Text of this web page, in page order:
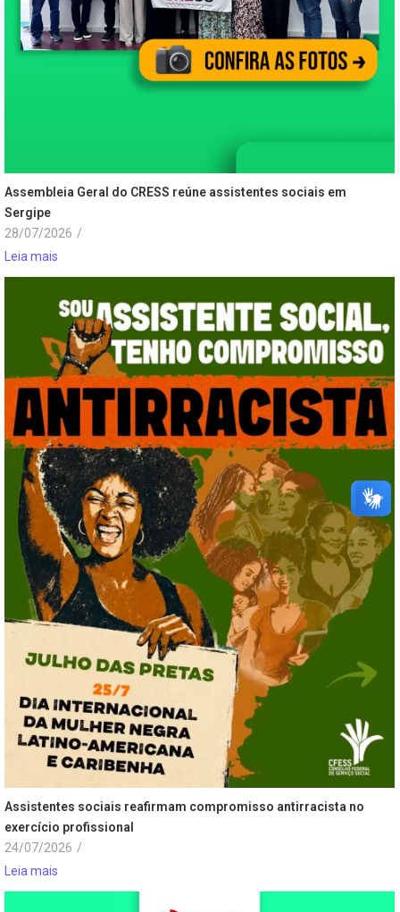
Assembleia Geral do CRESS reúne assistentes sociais em
Sergipe
28/07/2026 /
Leia mais
Assistentes sociais reafirmam compromisso antirracista no
exercício profissional
24/07/2026 /
Leia mais